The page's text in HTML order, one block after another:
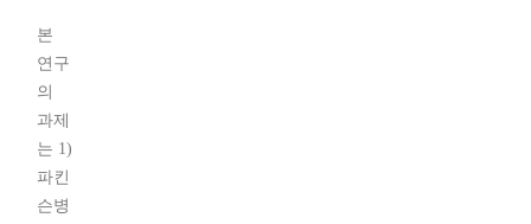
본
연구
의
과제
는 1)
파킨
슨병